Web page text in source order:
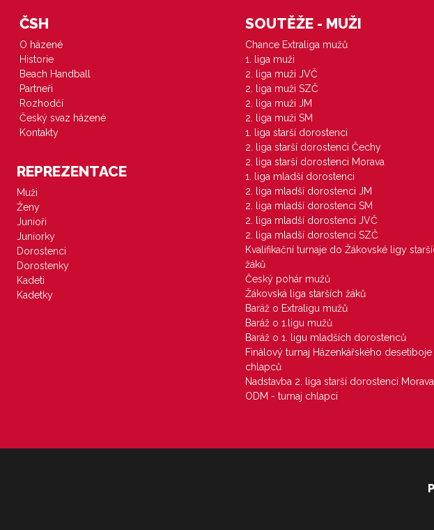
ČSH
O házené
Historie
Beach Handball
Partneři
Rozhodčí
Český svaz házené
Kontakty
REPREZENTACE
Muži
Ženy
Junioři
Juniorky
Dorostenci
Dorostenky
Kadeti
Kadetky
SOUTĚŽE - MUŽI
Chance Extraliga mužů
1. liga muži
2. liga muži JVČ
2. liga muži SZČ
2. liga muži JM
2. liga muži SM
1. liga starší dorostenci
2. liga starší dorostenci Čechy
2. liga starší dorostenci Morava
1. liga mladší dorostenci
2. liga mladší dorostenci JM
2. liga mladší dorostenci SM
2. liga mladší dorostenci JVČ
2. liga mladší dorostenci SZČ
Kvalifikační turnaje do Žákovské ligy
žáků
Český pohár mužů
Žákovská liga starších žáků
Baráž o Extraligu mužů
Baráž o 1.ligu mužů
Baráž o 1. ligu mladších dorostenců
Finálový turnaj Házenkářského desetiboje
chlapců
Nadstavba 2. liga starší dorostenci Morava
ODM - turnaj chlapci